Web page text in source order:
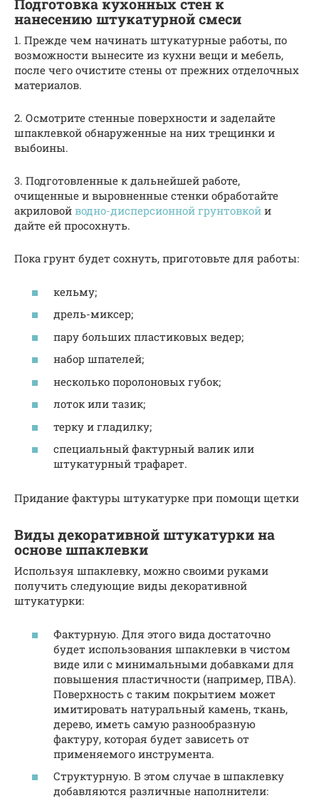
Подготовка кухонных стен к
нанесению штукатурной смеси
1. Прежде чем начинать штукатурные работы, по
возможности вынесите из кухни вещи и мебель,
после чего очистите стены от прежних отделочных
материалов.
2. Осмотрите стенные поверхности и заделайте
шпаклевкой обнаруженные на них трещинки и
выбоины.
3. Подготовленные к дальнейшей работе,
очищенные и выровненные стенки обработайте
акриловой водно-дисперсионной грунтовкой и
дайте ей просохнуть.
Пока грунт будет сохнуть, приготовьте для работы:
кельму;
дрель-миксер;
пару больших пластиковых ведер;
набор шпателей;
несколько поролоновых губок;
лоток или тазик;
терку и гладилку;
специальный фактурный валик или
штукатурный трафарет.
Придание фактуры штукатурке при помощи щетки
Виды декоративной штукатурки на
основе шпаклевки
Используя шпаклевку, можно своими руками
получить следующие виды декоративной
штукатурки:
Фактурную. Для этого вида достаточно
будет использования шпаклевки в чистом
виде или с минимальными добавками для
повышения пластичности (например, ПВА).
Поверхность с таким покрытием может
имитировать натуральный камень, ткань,
дерево, иметь самую разнообразную
фактуру, которая будет зависеть от
применяемого инструмента.
Структурную. В этом случае в шпаклевку
добавляются различные наполнители: